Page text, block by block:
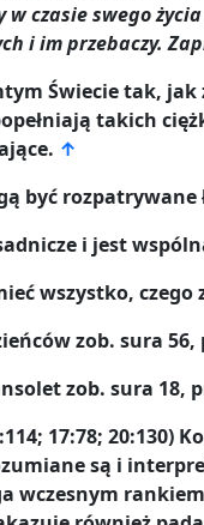
czasie swego
i im przebaczy.
Świecie tak, jak
takich
↑
być rozpatrywane
i jest
wszystko, czego
zob. sura 56,
zob. sura 18,
17:78; 20:130)
są i
wczesnym